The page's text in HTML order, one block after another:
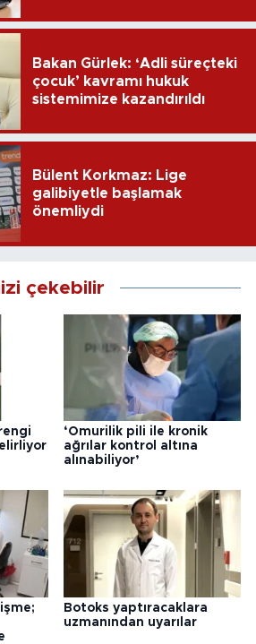
Bakan Gürlek: ‘Adli süreçteki
çocuk’ kavramı hukuk
sistemimize kazandırıldı
Bülent Korkmaz: Lige
galibiyetle başlamak
önemliydi
çekebilir
‘Omurilik pili ile kronik
ağrılar kontrol altına
alınabiliyor’
Botoks yaptıracaklara
uzmanından uyarılar